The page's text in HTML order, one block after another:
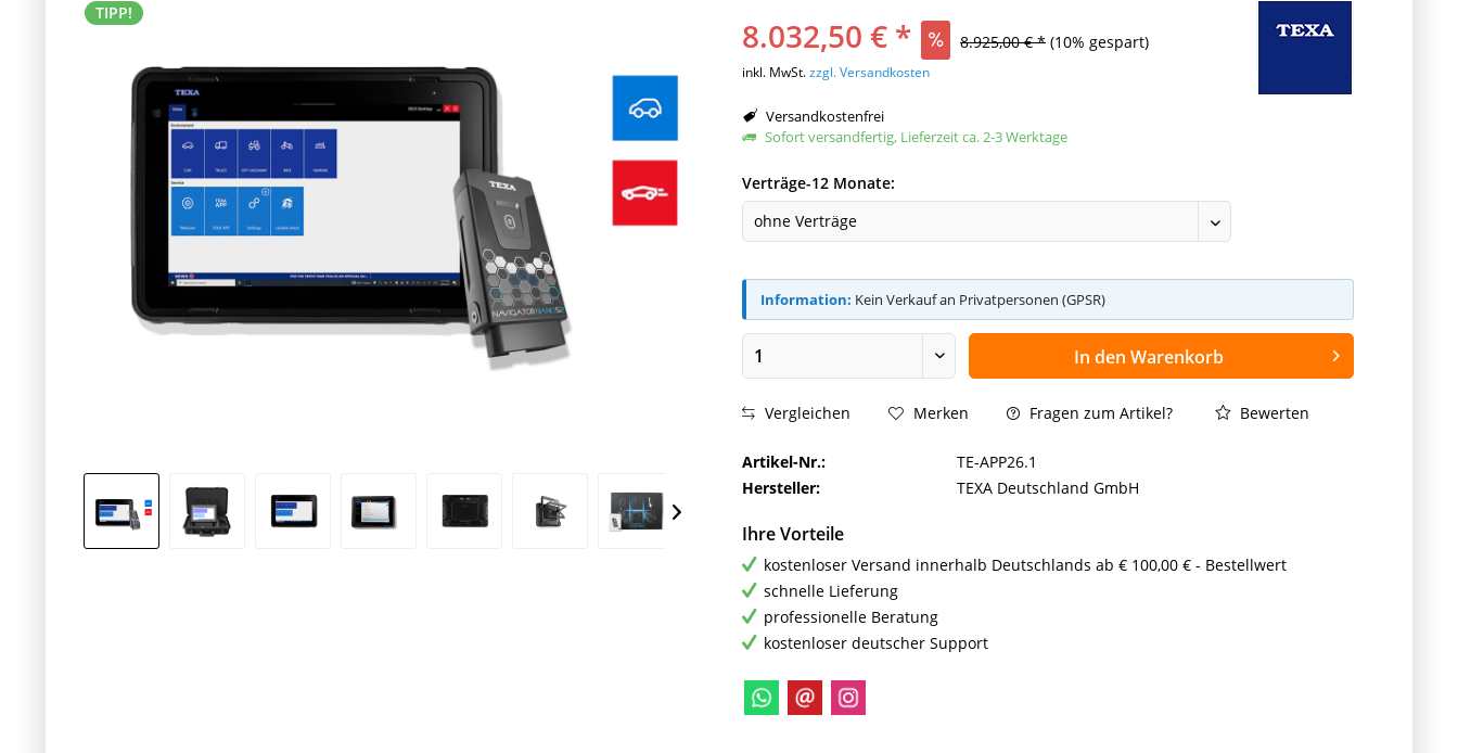
TIPP!
8.032,50 € * 8.925,00 € * (10% gespart)
inkl. MwSt.zzgl. Versandkosten
Versandkostenfrei
Sofort versandfertig, Lieferzeit ca. 2-3 Werktage
Verträge-12 Monate:
Information: Kein Verkauf an Privatpersonen (GPSR)
In den Warenkorb
Vergleichen Merken Fragen zum Artikel? Bewerten
Artikel-Nr.:
TE-APP26.1
Hersteller:
TEXA Deutschland GmbH
Ihre Vorteile
kostenloser Versand innerhalb Deutschlands ab € 100,00 € - Bestellwert
schnelle Lieferung
professionelle Beratung
kostenloser deutscher Support